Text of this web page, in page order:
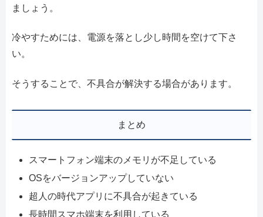
ましょう。
冷やすためには、電源を落とし少し時間を空けて下さ
い。
そうすることで、不具合が解決する場合があります。
まとめ
スマートフォン端末のメモリが不足している
OSをバージョンアップしていない
超人の時代アプリに不具合が起きている
長時間スマホ端末を利用している